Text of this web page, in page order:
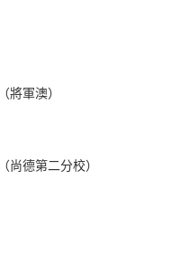
將軍澳）
尚德第二分校）